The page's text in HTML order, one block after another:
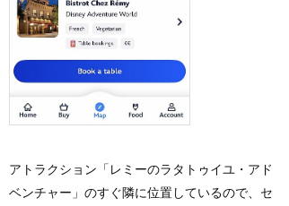
アトラクション「レミーのラタトゥイユ・アド
ベンチャー」のすぐ隣に位置しているので、セ